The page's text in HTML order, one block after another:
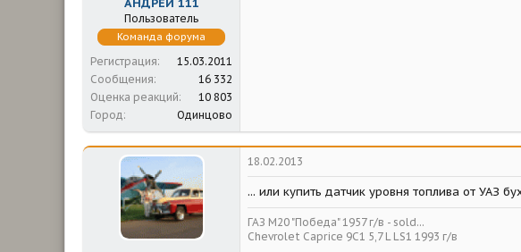
Пользователь
Команда форума
Регистрация
15.03.2011
Сообщения
16 332
Оценка реакций
10 803
Город
Одинцово
18.02.2013
... или купить датчик уровня топлива от УАЗ
ГАЗ М20 "Победа" 1957 г/в - sold...
Chevrolet Caprice 9С1 5,7 L LS1 1993 г/в